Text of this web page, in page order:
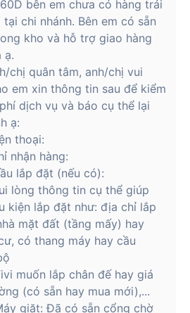
bên em chưa có hàng trải
tại chi nhánh. Bên em có sẵn
kho và hỗ trợ giao hàng
ạ.
chị quân tâm, anh/chị vui
em xin thông tin sau để kiểm
dịch vụ và báo cụ thể lại
ạ:
thoại:
nhận hàng:
lắp đặt (nếu có):
lòng thông tin cụ thể giúp
kiện lắp đặt như: địa chỉ lắp
mặt đất (tầng mấy) hay
có thang máy hay cầu
muốn lắp chân đế hay giá
(có sẵn hay mua mới),...
giặt: Đã có sẵn cổng chờ